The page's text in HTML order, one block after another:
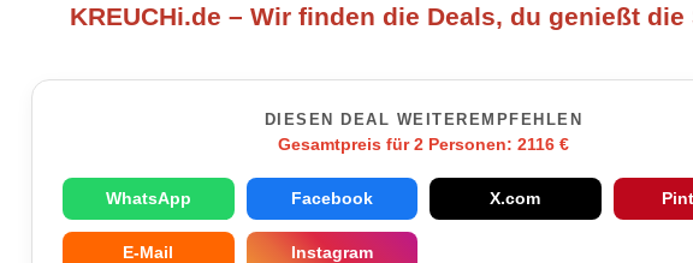
KREUCHi.de – Wir finden die Deals, du genießt die
DIESEN DEAL WEITEREMPFEHLEN
Gesamtpreis für 2 Personen: 2116 €
WhatsApp Facebook X.com
E-Mail Instagram